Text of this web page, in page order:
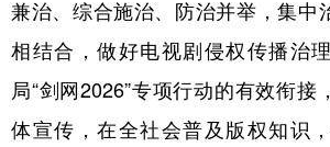
城市 旅游 能源
彩票 娱乐 时尚
兼治、综合施治、防治并举，集中
相结合，做好电视剧侵权传播治
局“剑网2026”专项行动的有效衔接
体宣传，在全社会普及版权知识